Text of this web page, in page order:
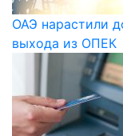
ОАЭ нарастили
выхода из ОПЕК